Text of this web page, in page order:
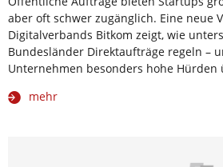
aber oft schwer zugänglich. Eine neue
Digitalverbands Bitkom zeigt, wie
Bundesländer Direktaufträge regeln –
Unternehmen besonders hohe Hürden
mehr